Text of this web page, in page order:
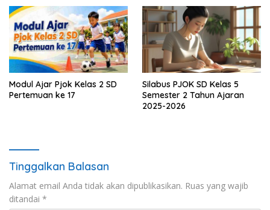
Modul Ajar Pjok Kelas 2 SD
Pertemuan ke 17
Silabus PJOK SD Kelas 5
Semester 2 Tahun Ajaran
2025-2026
Tinggalkan Balasan
Alamat email Anda tidak akan dipublikasikan. Ruas yang wajib
ditandai *